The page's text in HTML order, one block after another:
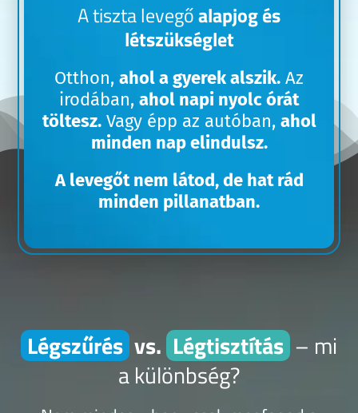
A tiszta levegőalapjog és
létszükséglet
Otthon, ahol a gyerek alszik. Az
irodában, ahol napi nyolc órát
töltesz.Vagy épp az autóban, ahol
minden nap elindulsz.
A levegőt nem látod, de hat rád
minden pillanatban.
Légszűrés vs. Légtisztítás – mi
a különbség?